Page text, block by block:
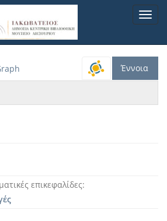
Έννοια
επικεφαλίδες